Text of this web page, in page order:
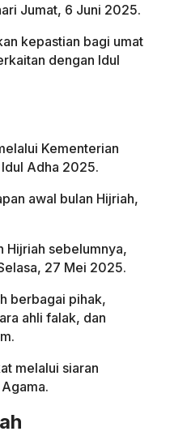
Jumat, 6 Juni 2025.
kepastian bagi umat
dengan Idul
Kementerian
Adha 2025.
awal bulan Hijriah,
Hijriah sebelumnya,
27 Mei 2025.
berbagai pihak,
ahli falak, dan
melalui siaran